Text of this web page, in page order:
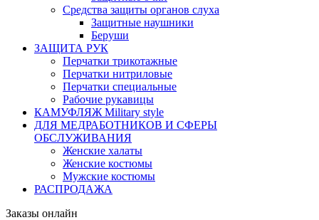
Средства защиты органов слуха
Защитные наушники
Беруши
ЗАЩИТА РУК
Перчатки трикотажные
Перчатки нитриловые
Перчатки специальные
Рабочие рукавицы
КАМУФЛЯЖ Military style
ДЛЯ МЕДРАБОТНИКОВ И СФЕРЫ
ОБСЛУЖИВАНИЯ
Женские халаты
Женские костюмы
Мужские костюмы
РАСПРОДАЖА
Заказы онлайн